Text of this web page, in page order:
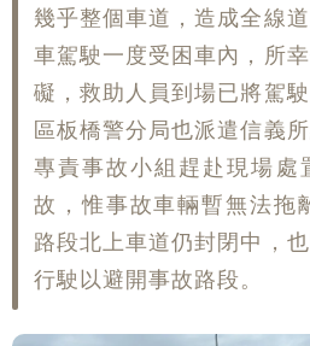
幾乎整個車道，造成全線
車駕駛一度受困車內，所
礙，救助人員到場已將駕
區板橋警分局也派遣信義
專責事故小組趕赴現場處
故，惟事故車輛暫無法拖
路段北上車道仍封閉中，
行駛以避開事故路段。